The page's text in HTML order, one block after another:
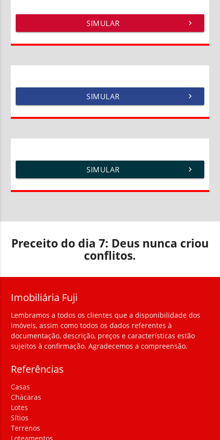
chevron_right
SIMULAR
chevron_right
SIMULAR
chevron_right
SIMULAR
Preceito do dia 7: Deus nunca criou
conflitos.
Imobiliária Fuji
Lembramos a todos os clientes que a disponibilidade dos
imóveis, assim como todos os dados referentes à
documentação, descrição, preços e características estão
sujeitos à confirmação. Agradecemos a compreensão.
Referências
Casas
Chácaras
Lotes
Sítios
Terrenos
Loteamentos